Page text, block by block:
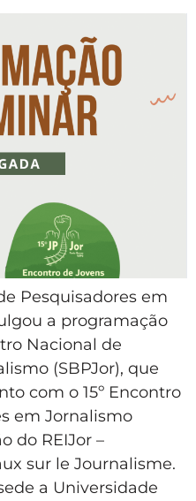
Pesquisadores em
a programação
Nacional de
(SBPJor), que
com o 15º Encontro
em Jornalismo
do REIJor –
sur le Journalisme.
a Universidade